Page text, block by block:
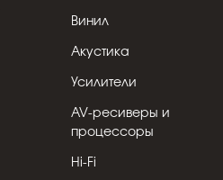
Винил
Акустика
Усилители
AV-ресиверы и
процессоры
Hi-Fi